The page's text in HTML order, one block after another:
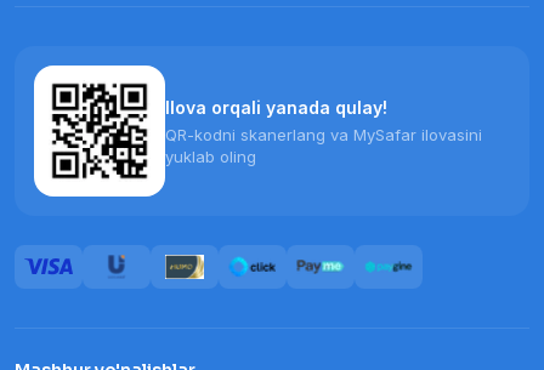
Ilova orqali yanada qulay!
QR-kodni skanerlang va MySafar ilovasini
yuklab oling